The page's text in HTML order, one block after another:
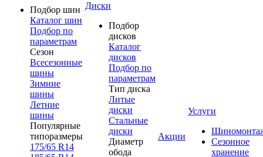
Подбор шин
Каталог шин
Подбор по
параметрам
Сезон
Всесезонные
шины
Зимние
шины
Летние
шины
Популярные
типоразмеры
175/65 R14
Диски
Подбор
дисков
Каталог
дисков
Подбор по
параметрам
Тип диска
Литые
диски
Стальные
диски
Диаметр
обода
Акции
Услуги
Сезонное
хранение